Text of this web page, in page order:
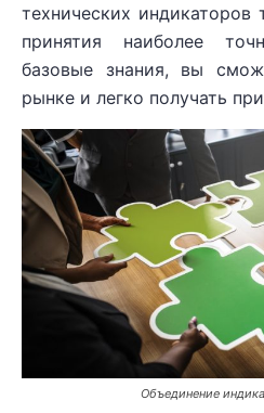
технических индикаторов
принятия наиболее
базовые знания, вы
рынке и легко получать
Объединение